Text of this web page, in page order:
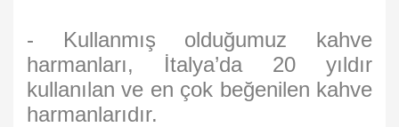
- Kullanmış olduğumuz kahve
harmanları, İtalya’da 20 yıldır
kullanılan ve en çok beğenilen kahve
harmanlarıdır.